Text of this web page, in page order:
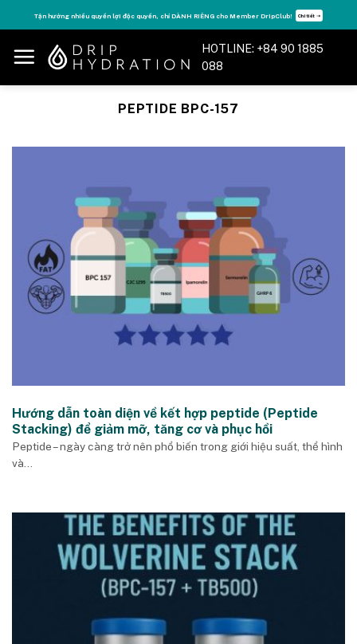
to
content
Tận hưởng nhiều quyền lợi độc quyền, chỉ DÀNH RIÊNG cho Member DripClub! Chi tiết ➝
HOTLINE: +84 90 1885
088
PEPTIDE BPC-157
Hướng dẫn toàn diện về kết hợp peptide (Peptide
Stacking) để giảm mỡ, tăng cơ và phục hồi
Peptide – ngày càng trở nên phổ biến trong giới hiệu suất, thể hình
và...